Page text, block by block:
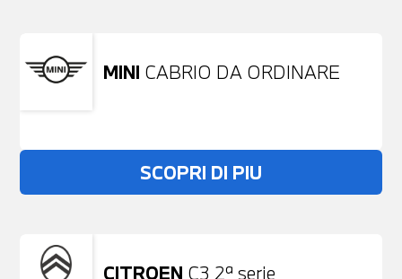
MINI CABRIO DA ORDINARE
SCOPRI DI PIU
CITROEN C3 2ª serie